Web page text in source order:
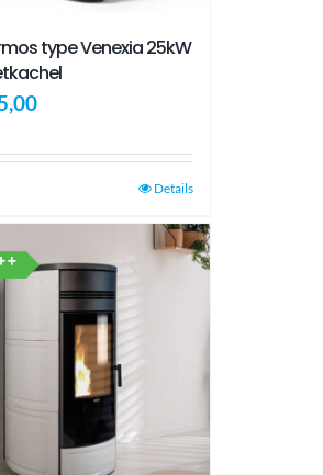
type Venexia 25kW
Details